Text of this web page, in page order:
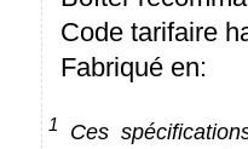
Code tarifaire
Fabriqué en:
1
Ces